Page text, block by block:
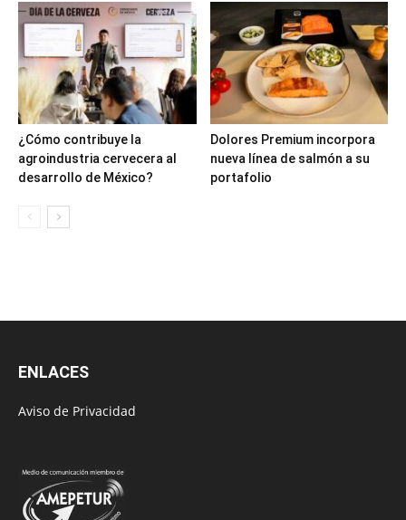
¿Cómo contribuye la
agroindustria cervecera al
desarrollo de México?
Dolores Premium incorpora
nueva línea de salmón a su
portafolio
ENLACES
Aviso de Privacidad